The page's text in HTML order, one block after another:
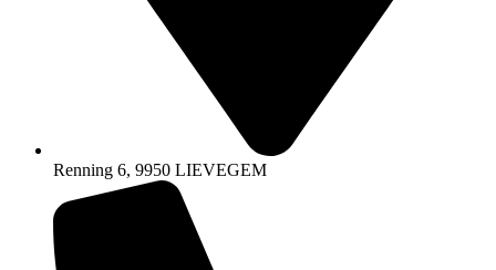
Renning 6, 9950 LIEVEGEM